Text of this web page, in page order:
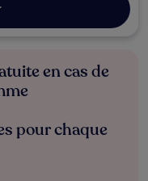
en cas de
pour chaque